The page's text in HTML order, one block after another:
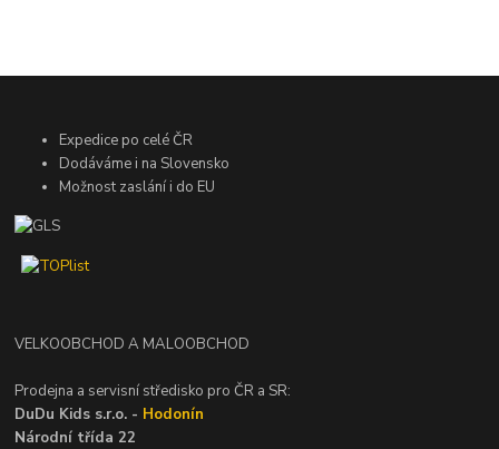
Expedice po celé ČR
Dodáváme i na Slovensko
Možnost zaslání i do EU
VELKOOBCHOD A MALOOBCHOD
Prodejna a servisní středisko pro ČR a SR:
DuDu Kids s.r.o. - Hodonín
Národní třída 22